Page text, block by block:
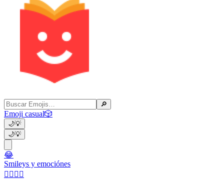
🔎
Emoji casual🎲
🌙💡
🌙💡
😂
Smileys y emociónes
👩‍❤️‍💋‍👨